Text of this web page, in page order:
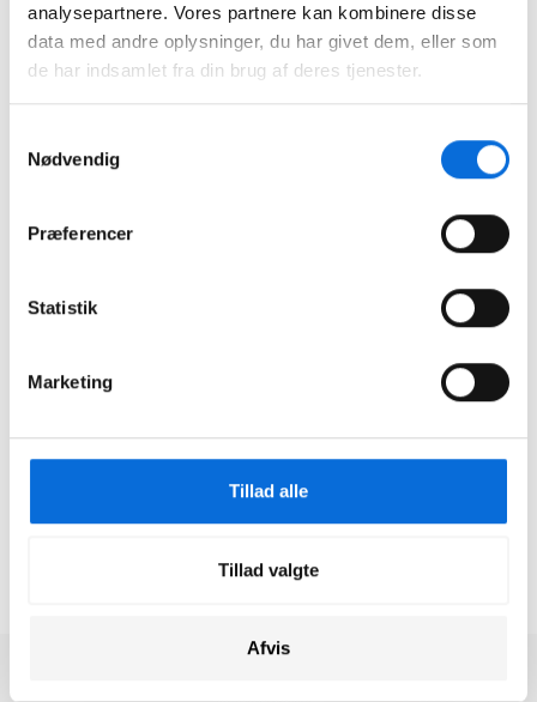
analysepartnere. Vores partnere kan kombinere disse
data med andre oplysninger, du har givet dem, eller som
de har indsamlet fra din brug af deres tjenester.
Nødvendig
Præferencer
Statistik
Marketing
Tillad alle
Tillad valgte
Afvis
Web:www.virkplan.dk
Tilmelding
Navn
Firma